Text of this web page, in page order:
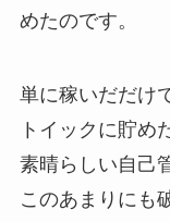
めたのです。
単に稼いだだけ
トイックに貯め
素晴らしい自己
このあまりにも